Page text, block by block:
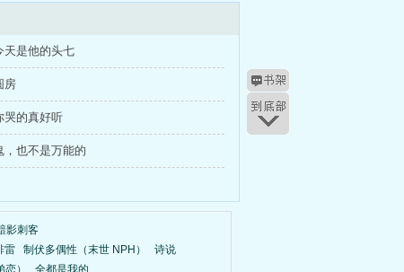
天是他的头七
房
哭的真好听
，也不是万能的
影刺客
雷 制伏多偶性（末世 NPH）
诗说
） 全都是我的